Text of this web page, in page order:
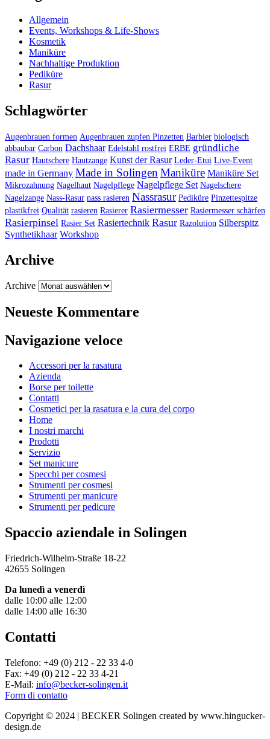
Allgemein
Events, Workshops & Life-Shows
Kosmetik
Maniküre
Nachhaltige Produktion
Pediküre
Rasur
Schlagwörter
Augenbrauen formen Augenbrauen zupfen Pinzetten Barbier biologisch
abbaubar Carbon Dachshaar Edelstahl rostfrei ERBE gründliche
Rasur Hautschere Hautzange Kunst der Rasur Leder-Etui Live-Event
made in Germany Made in Solingen Maniküre Maniküre Set
Mikrozahnung Nagelhaut Nagelpflege Nagelpflege Set Nagelschere
Nagelzange Nass-Rasur nass rasieren Nassrasur Pediküre Pinzettespitze
plastikfrei Qualität rasieren Rasierer Rasiermesser Rasiermesser schärfen
Rasierpinsel Rasier Set Rasiertechnik Rasur Razolution Silberspitz
Synthetikhaar Workshop
Archive
Archive
Neueste Kommentare
Navigazione veloce
Accessori per la rasatura
Azienda
Borse per toilette
Contatti
Cosmetici per la rasatura e la cura del corpo
Home
I nostri marchi
Prodotti
Servizio
Set manicure
Specchi per cosmesi
Strumenti per cosmesi
Strumenti per manicure
Strumenti per pedicure
Spaccio aziendale in Solingen
Friedrich-Wilhelm-Straße 18-22
42655 Solingen
Da lunedì a venerdì
dalle 10:00 alle 12:00
dalle 14:00 alle 16:30
Contatti
Telefono: +49 (0) 212 - 22 33 4-0
Fax: +49 (0) 212 - 22 33 4-21
E-Mail: info@becker-solingen.it
Form di contatto
Copyright © 2024 | BECKER Solingen created by www.hingucker-
design.de